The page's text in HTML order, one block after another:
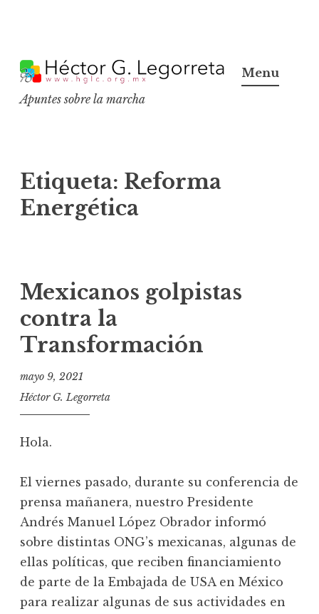
k
p
c
o
n
t
Apuntes sobre la marcha
Menu
Etiqueta: Reforma
Energética
Mexicanos golpistas
contra la
Transformación
mayo 9, 2021
Héctor G. Legorreta
Hola.
El viernes pasado, durante su conferencia de
prensa mañanera, nuestro Presidente
Andrés Manuel López Obrador informó
sobre distintas ONG’s mexicanas, algunas de
ellas políticas, que reciben financiamiento
de parte de la Embajada de USA en México
para realizar algunas de sus actividades en